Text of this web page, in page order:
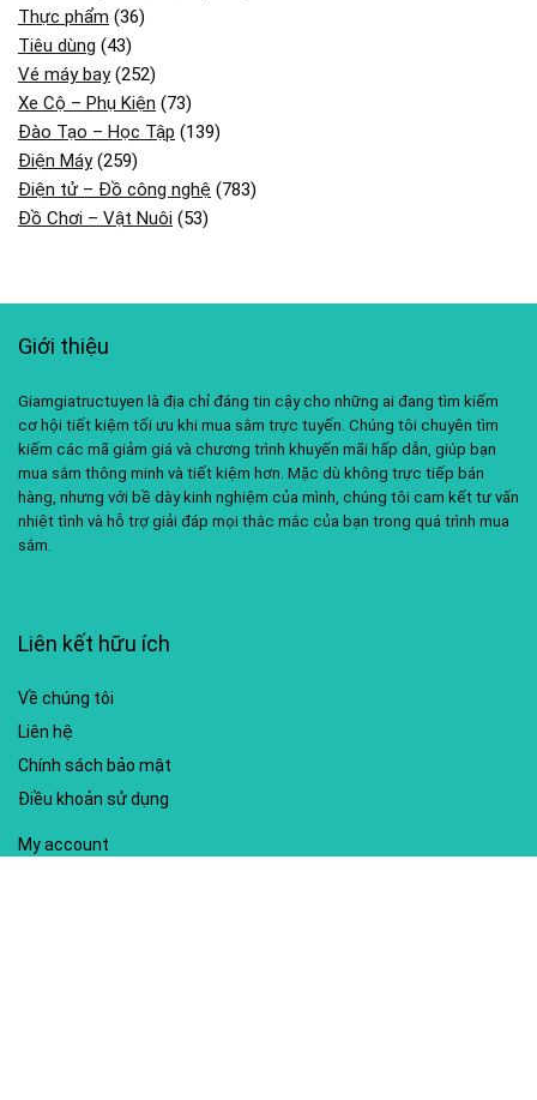
Thực phẩm (36)
Tiêu dùng (43)
Vé máy bay(252)
Xe Cộ – Phụ Kiện (73)
Đào Tạo – Học Tập (139)
Điện Máy(259)
Điện tử – Đồ công nghệ (783)
Đồ Chơi – Vật Nuôi (53)
Giới thiệu
Giamgiatructuyen là địa chỉ đáng tin cậy cho những ai đang tìm kiếm
cơ hội tiết kiệm tối ưu khi mua sắm trực tuyến. Chúng tôi chuyên tìm
kiếm các mã giảm giá và chương trình khuyến mãi hấp dẫn, giúp bạn
mua sắm thông minh và tiết kiệm hơn. Mặc dù không trực tiếp bán
hàng, nhưng với bề dày kinh nghiệm của mình, chúng tôi cam kết tư vấn
nhiệt tình và hỗ trợ giải đáp mọi thắc mắc của bạn trong quá trình mua
sắm.
Liên kết hữu ích
Về chúng tôi
Liên hệ
Chính sách bảo mật
Điều khoản sử dụng
My account